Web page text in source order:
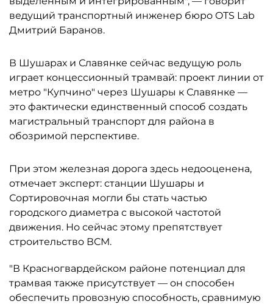
ведущий транспортный инженер бюро OTS Lab
Дмитрий Баранов.
В Шушарах и Славянке сейчас ведущую роль
играет концессионный трамвай: проект линии от
метро "Купчино" через Шушары к Славянке —
это фактически единственный способ создать
магистральный транспорт для района в
обозримой перспективе.
При этом железная дорога здесь недооценена,
отмечает эксперт: станции Шушары и
Сортировочная могли бы стать частью
городского диаметра с высокой частотой
движения. Но сейчас этому препятствует
строительство ВСМ.
"В Красногвардейском районе потенциал для
трамвая также присутствует — он способен
обеспечить провозную способность, сравнимую